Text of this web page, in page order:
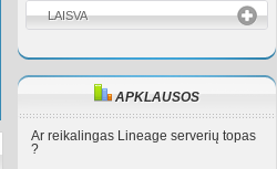
LAISVA
APKLAUSOS
Ar reikalingas Lineage serverių topas
?